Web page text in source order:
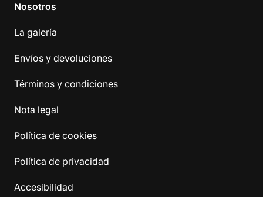
Nosotros
La galería
Envíos y devoluciones
Términos y condiciones
Nota legal
Política de cookies
Política de privacidad
Accesibilidad